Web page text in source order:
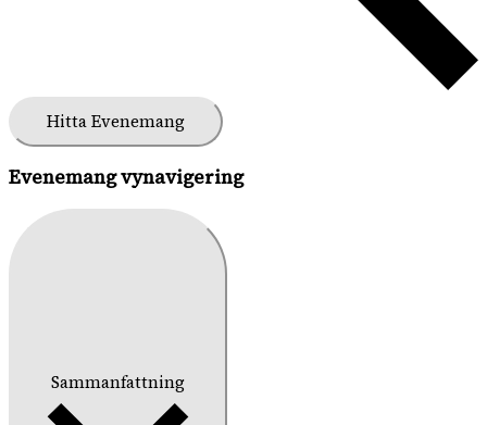
Hitta Evenemang
Evenemang vynavigering
Sammanfattning